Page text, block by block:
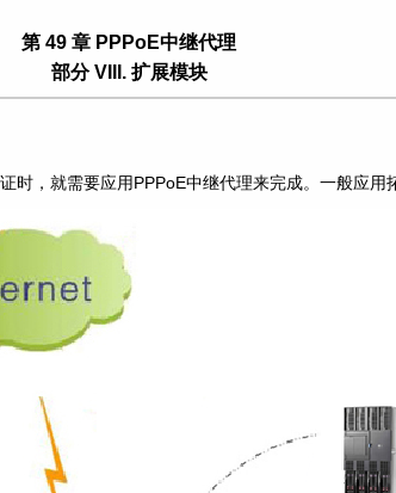
第 49 章 PPPoE中继代理
部分 VIII. 扩展模块
时，就需要应用PPPoE中继代理来完成。一般应用